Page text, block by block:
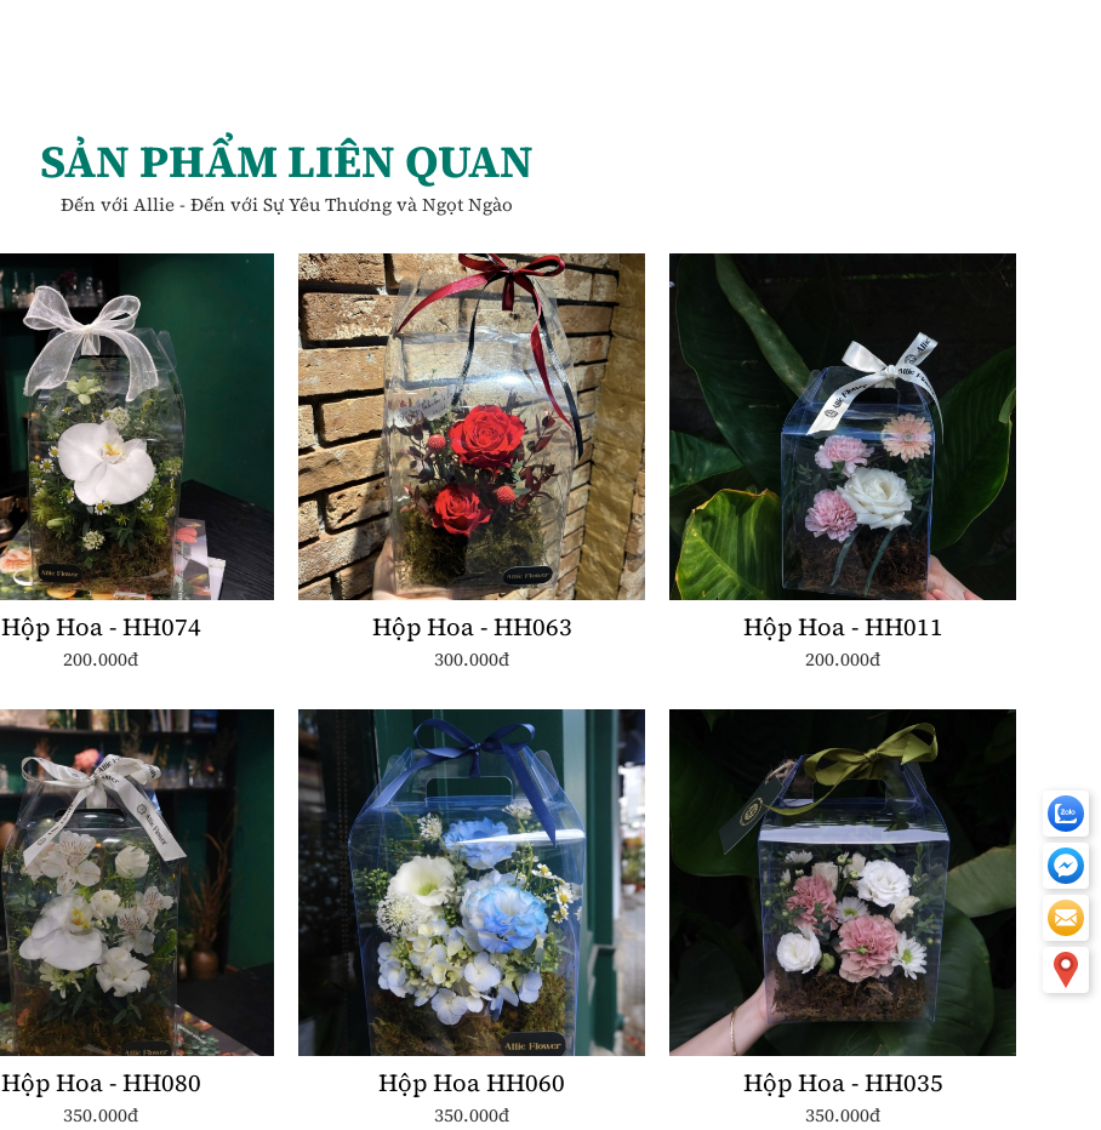
SẢN PHẨM LIÊN QUAN
Đến với Allie - Đến với Sự Yêu Thương và Ngọt Ngào
Hộp Hoa - HH074
200.000đ
Hộp Hoa - HH063
300.000đ
Hộp Hoa - HH011
200.000đ
Hộp Hoa - HH080
350.000đ
Hộp Hoa HH060
350.000đ
Hộp Hoa - HH035
350.000đ